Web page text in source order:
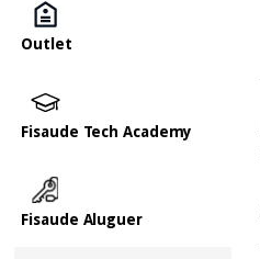
Outlet
Fisaude Tech Academy
Fisaude Aluguer